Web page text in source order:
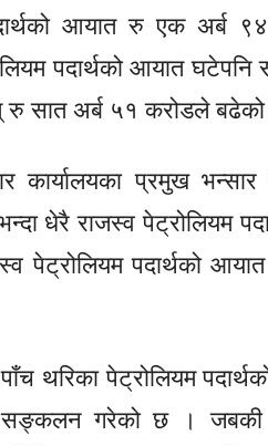
आयात रु एक अर्ब
पदार्थको आयात
रु सात अर्ब ५१ करोडले
कार्यालयका प्रमुख
धेरै राजस्व पेट्रोलियम
पेट्रोलियम पदार्थको
थरिका पेट्रोलियम
गरेको छ । जबकी